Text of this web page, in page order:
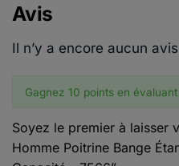
Avis
Il n’y a encore aucun avis
Gagnez 10 points en
Soyez le premier à laisser
Homme Poitrine Bange